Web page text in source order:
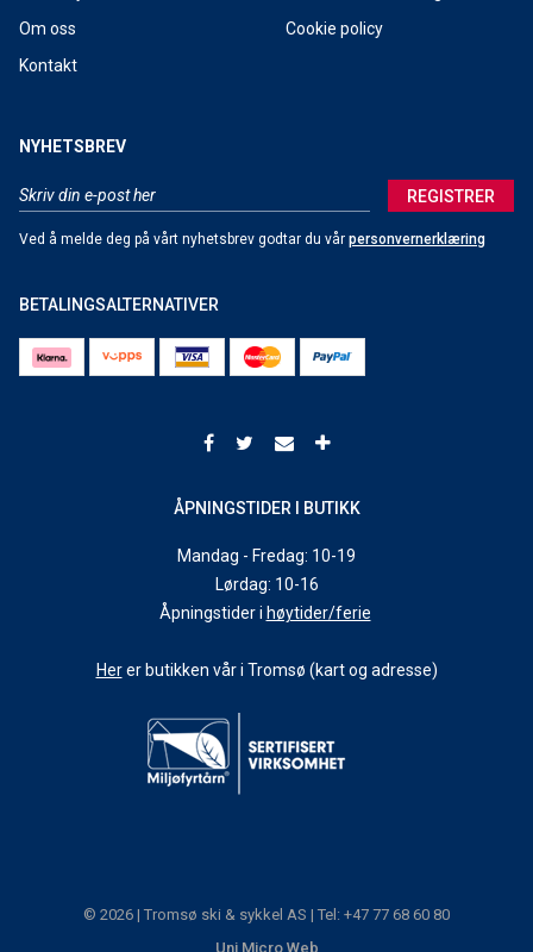
Om oss
Kontakt
Cookie policy
NYHETSBREV
REGISTRER
Ved å melde deg på vårt nyhetsbrev godtar du vår personvernerklæring
BETALINGSALTERNATIVER
ÅPNINGSTIDER I BUTIKK
Mandag - Fredag: 10-19
Lørdag: 10-16
Åpningstider i høytider/ferie
Herer butikken vår i Tromsø (kart og adresse)
© 2026 | Tromsø ski & sykkel AS | Tel: +47 77 68 60 80
Uni Micro Web